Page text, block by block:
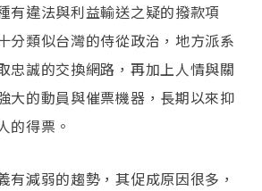
有違法與利益輸送之疑的撥款項
分類似台灣的侍從政治，地方派系
忠誠的交換網路，再加上人情與關
大的動員與催票機器，長期以來抑
的得票。
有減弱的趨勢，其促成原因很多，